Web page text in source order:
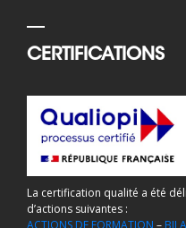
CERTIFICATIONS
La certification qualité a été
d’actions suivantes :